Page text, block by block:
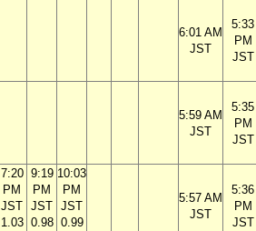
6:01 AM
JST
5:33
PM
JST
5:59 AM
JST
5:35
PM
JST
7:20
PM
JST
1.03
9:19
PM
JST
0.98
10:03
PM
JST
0.99
5:57 AM
JST
5:36
PM
JST